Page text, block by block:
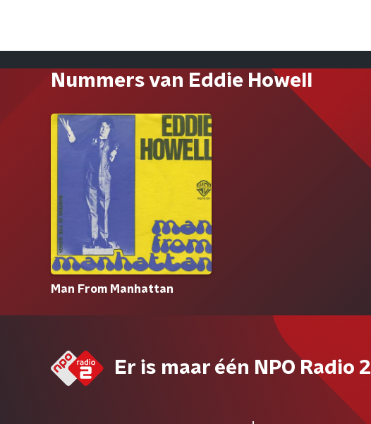
Nummers van Eddie Howell
Man From Manhattan
Er is maar één NPO Radio 2